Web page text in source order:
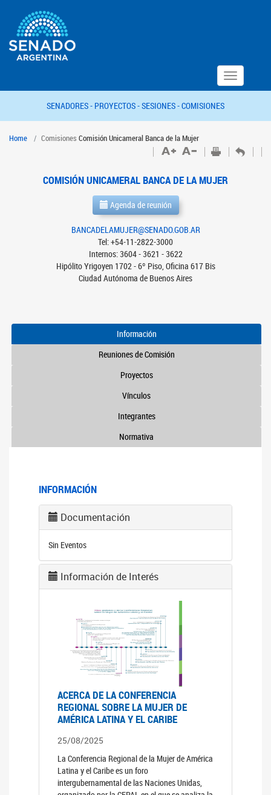
Toggle
navigation
SENADORES - PROYECTOS -SESIONES -COMISIONES
Home Comisiones Comisión Unicameral Banca de la Mujer
COMISIÓN UNICAMERAL BANCA DE LA MUJER
Agenda de reunión
BANCADELAMUJER@SENADO.GOB.AR
Tel: +54-11-2822-3000
Internos: 3604 - 3621 - 3622
Hipólito Yrigoyen 1702 - 6º Piso, Oficina 617 Bis
Ciudad Autónoma de Buenos Aires
Información
Reuniones de Comisión
Proyectos
Vínculos
Integrantes
Normativa
INFORMACIÓN
Documentación
Sin Eventos
Información de Interés
ACERCA DE LA CONFERENCIA
REGIONAL SOBRE LA MUJER DE
AMÉRICA LATINA Y EL CARIBE
25/08/2025
La Conferencia Regional de la Mujer de América
Latina y el Caribe es un foro
intergubernamental de las Naciones Unidas,